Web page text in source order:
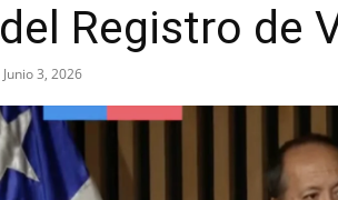
del Registro de
Junio 3, 2026